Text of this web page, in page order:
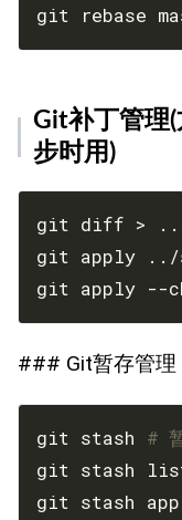
git rebase
Git补丁管理
步时用)
git diff > ../
git apply ../
git apply --
### Git暂存管理
git stash #
git stash
git stash